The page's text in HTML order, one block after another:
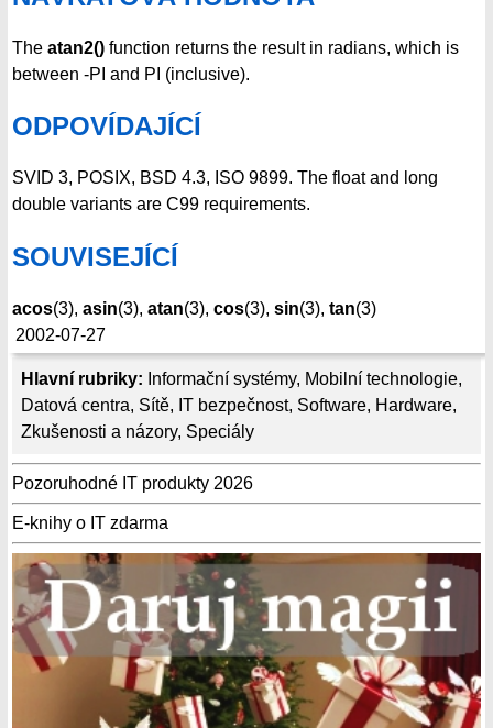
Hlavní rubriky: Informační systémy, Mobilní technologie,
Datová centra, Sítě, IT bezpečnost, Software, Hardware,
Zkušenosti a názory, Speciály
Pozoruhodné IT produkty 2026
E-knihy o IT zdarma
The atan2() function returns the result in radians, which is
between -PI and PI (inclusive).
ODPOVÍDAJÍCÍ
SVID 3, POSIX, BSD 4.3, ISO 9899. The float and long
double variants are C99 requirements.
SOUVISEJÍCÍ
acos(3), asin(3), atan(3), cos(3), sin(3), tan(3)
2002-07-27